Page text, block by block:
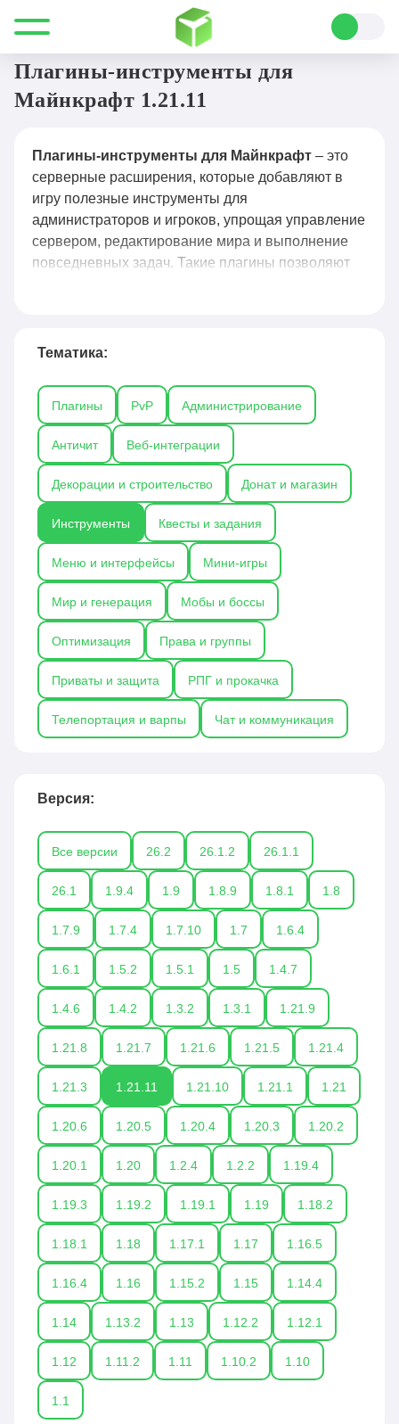
Все для Minecraft Плагины Инструменты
Плагины-инструменты для
Майнкрафт 1.21.11
Плагины-инструменты для Майнкрафт – это
серверные расширения, которые добавляют в
игру полезные инструменты для
администраторов и игроков, упрощая управление
сервером, редактирование мира и выполнение
повседневных задач. Такие плагины позволяют
привилегии, а также автоматизировать рутинные
массового редактирования блоков, WorldGuard
для защиты территорий, EssentialsX для
расширенных команд и инструментов, а также
CoreProtect для отслеживания изменений и
восстановления мира. Плагины-инструменты
значительно повышают удобство и
эффективность работы на сервере, особенно для
администраторов и строителей.
Тематика:
Плагины PvP Администрирование
Античит Веб-интеграции
Декорации и строительство Донат и магазин
Инструменты Квесты и задания
Меню и интерфейсы Мини-игры
Мир и генерация Мобы и боссы
Оптимизация Права и группы
Приваты и защита РПГ и прокачка
Телепортация и варпы Чат и коммуникация
Версия:
Все версии 26.2 26.1.2 26.1.1
26.1 1.9.4 1.9 1.8.9 1.8.1 1.8
1.7.9 1.7.4 1.7.10 1.7 1.6.4
1.6.1 1.5.2 1.5.1 1.5 1.4.7
1.4.6 1.4.2 1.3.2 1.3.1 1.21.9
1.21.8 1.21.7 1.21.6 1.21.5 1.21.4
1.21.3 1.21.11 1.21.10 1.21.1 1.21
1.20.6 1.20.5 1.20.4 1.20.3 1.20.2
1.20.1 1.20 1.2.4 1.2.2 1.19.4
1.19.3 1.19.2 1.19.1 1.19 1.18.2
1.18.1 1.18 1.17.1 1.17 1.16.5
1.16.4 1.16 1.15.2 1.15 1.14.4
1.14 1.13.2 1.13 1.12.2 1.12.1
1.12 1.11.2 1.11 1.10.2 1.10
1.1